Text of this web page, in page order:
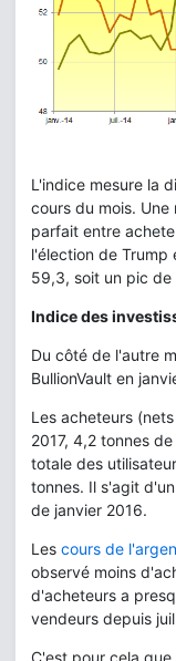
L'indice mesure la
cours du mois.
parfait entre
l'élection de Trump
59,3, soit un pic de
Indice des
Du côté de l'autre
BullionVault en
Les acheteurs
2017, 4,2 tonnes
totale des
tonnes. Il s'agit
de janvier 2016.
Les cours de
observé moins
d'acheteurs a
vendeurs depuis
C'est pour cela